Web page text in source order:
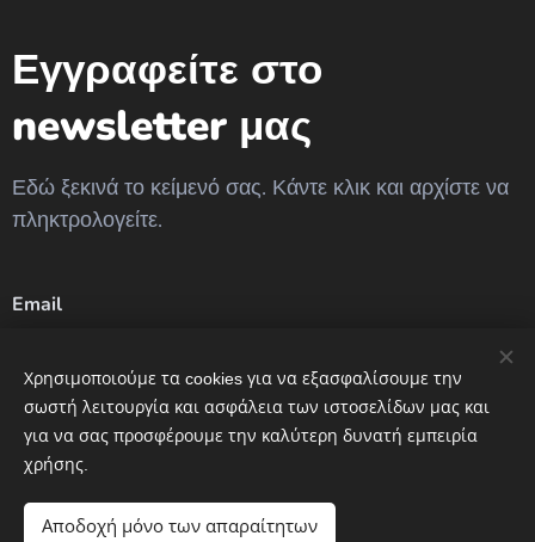
Εγγραφείτε στο
newsletter μας
Εδώ ξεκινά το κείμενό σας. Κάντε κλικ και αρχίστε να
πληκτρολογείτε.
Email
Αποστολή
- Πνευματικά δικαιώματα δημιουργίας ιστοσελίδας CnP
-
Χρησιμοποιούμε τα cookies για να εξασφαλίσουμε την
σωστή λειτουργία και ασφάλεια των ιστοσελίδων μας και
για να σας προσφέρουμε την καλύτερη δυνατή εμπειρία
χρήσης.
Αποδοχή μόνο των απαραίτητων